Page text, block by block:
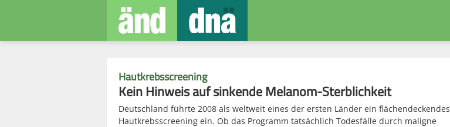
Hautkrebsscreening
Kein Hinweis auf sinkende Melanom-Sterblichkeit
Deutschland führte 2008 als weltweit eines der ersten Länder ein flächendeckendes
Hautkrebsscreening ein. Ob das Programm tatsächlich Todesfälle durch maligne